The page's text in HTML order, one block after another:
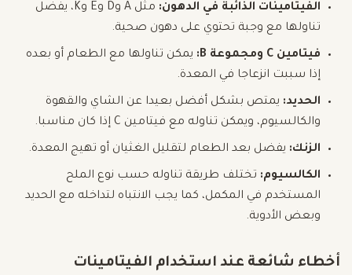
الفيتامينات الذائبة في الدهون:
مثل A وD وE وK، يفضل
تناولها مع وجبة تحتوي على دهون صحية.
فيتامين C ومجموعة B:
يمكن تناولها مع الطعام أو بعده
إذا سببت انزعاجا في المعدة.
الحديد: يمتص بشكل أفضل بعيدا عن الشاي والقهوة
والكالسيوم، ويمكن تناوله مع فيتامين C إذا كان مناسبا.
الزنك: يفضل بعد الطعام لتقليل الغثيان أو تهيج المعدة.
الكالسيوم: تختلف طريقة تناوله حسب نوع الملح
المستخدم في المكمل، كما يجب الانتباه لتداخله مع الحديد
وبعض الأدوية.
أخطاء شائعة عند استخدام الفيتامينات